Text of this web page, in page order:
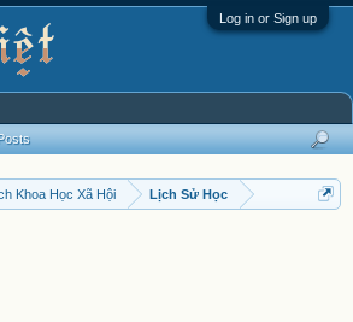
Log in or Sign up
Khoa Học Xã Hội Lịch Sử Học